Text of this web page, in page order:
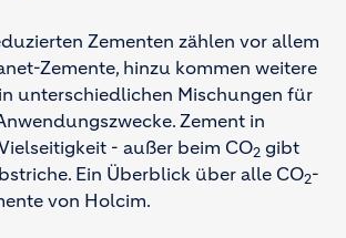
Zementen zählen vor allem
Zemente, hinzu kommen weitere
unterschiedlichen Mischungen für
Zement in
- außer beim CO2 gibt
Ein Überblick über alle CO2-
von Holcim.